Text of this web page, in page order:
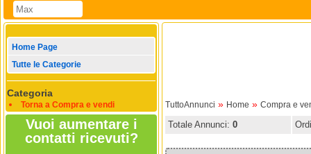
Home Page
Tutte le Categorie
Categoria
Torna a Compra e vendi
Vuoi aumentare i
contatti ricevuti?
TuttoAnnunci » Home » Compra e
Totale Annunci: 0